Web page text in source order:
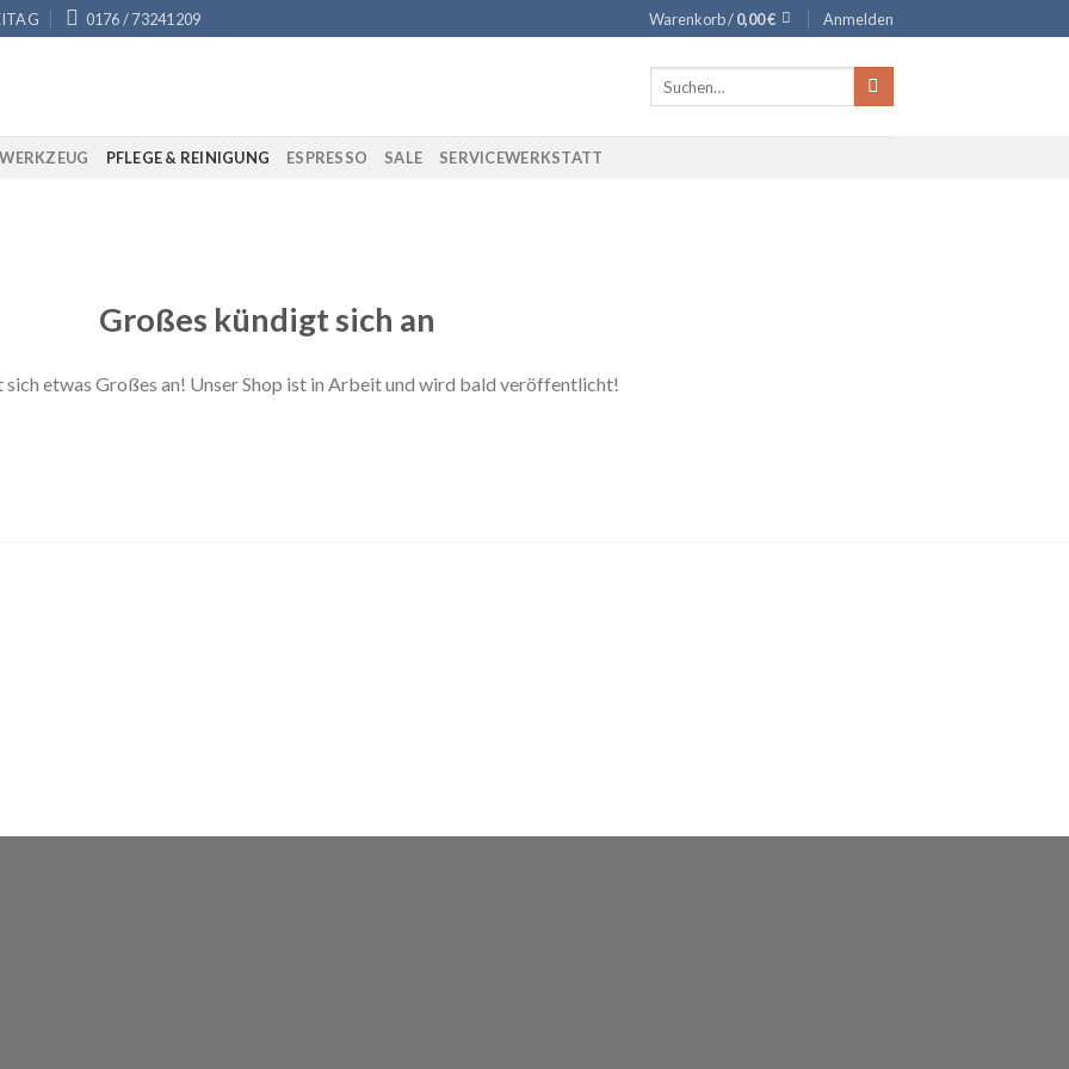
0176 / 73241209 Warenkorb /0,00€ Anmelden
PFLEGE & REINIGUNG ESPRESSO SALE SERVICEWERKSTATT
Großes kündigt sich an
sich etwas Großes an! Unser Shop ist in Arbeit und wird bald veröffentlicht!